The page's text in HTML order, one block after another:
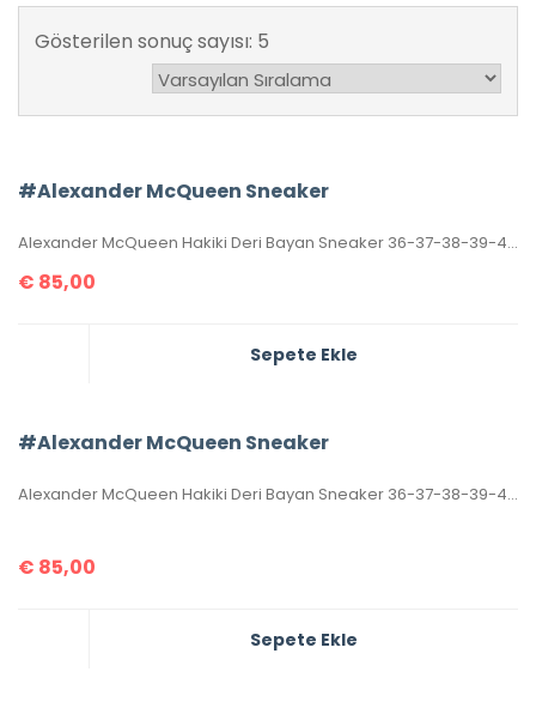
Gösterilen sonuç sayısı: 5
#Alexander McQueen Sneaker
Alexander McQueen Hakiki Deri Bayan Sneaker 36-37-38-39-40 ölçüler. Orjinalinde olduğu gibi, tabanın sadece üst yarısı dikişlidir. Kutulu, toz torbalıdır.
€ 85,00
Sepete Ekle
#Alexander McQueen Sneaker
Alexander McQueen Hakiki Deri Bayan Sneaker 36-37-38-39-40 ölçüler. Orjinalinde olduğu gibi, tabanın sadece üst yarısı dikişlidir. Kutulu, toz torbalıdır.
€ 85,00
Sepete Ekle